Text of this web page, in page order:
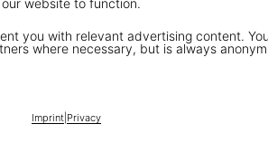
you with relevant advertising content.
where necessary, but is always
Imprint| Privacy